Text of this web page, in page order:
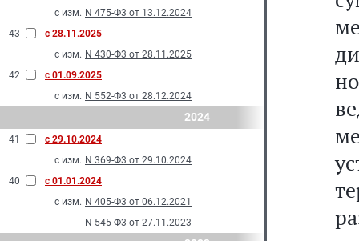
с изм. N 475-Ф3 от 13.12.2024
43
с 28.11.2025
с изм. N 430-Ф3 от 28.11.2025
42
с 01.09.2025
с изм. N 552-Ф3 от 28.12.2024
2024
41
с 29.10.2024
с изм. N 369-Ф3 от 29.10.2024
40
с 01.01.2024
с изм. N 405-Ф3 от 06.12.2021
N 545-Ф3 от 27.11.2023